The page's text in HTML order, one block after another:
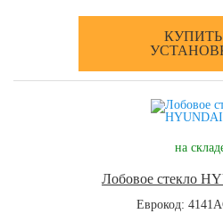
КУПИТЬ
на
Лобовое стекло
Еврокод: